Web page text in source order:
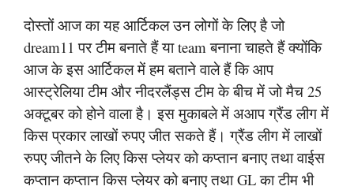
दोस्तों आज का यह आर्टिकल उन लोगों के लिए है जो
dream11 पर टीम बनाते हैं या team बनाना चाहते हैं क्योंकि
आज के इस आर्टिकल में हम बताने वाले हैं कि आप
आस्ट्रेलिया टीम और नीदरलैंड्स टीम के बीच में जो मैच 25
अक्टूबर को होने वाला है। इस मुकाबले में अआप ग्रैंड लीग में
किस प्रकार लाखों रुपए जीत सकते हैं। ग्रैंड लीग में लाखों
रुपए जीतने के लिए किस प्लेयर को कप्तान बनाए तथा वाईस
कप्तान कप्तान किस प्लेयर को बनाए तथा GL का टीम भी